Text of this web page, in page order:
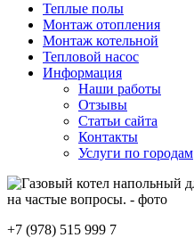
Теплые полы
Монтаж отопления
Монтаж котельной
Тепловой насос
Информация
Наши работы
Отзывы
Статьи сайта
Контакты
Услуги по городам
+7 (978) 515 999 7